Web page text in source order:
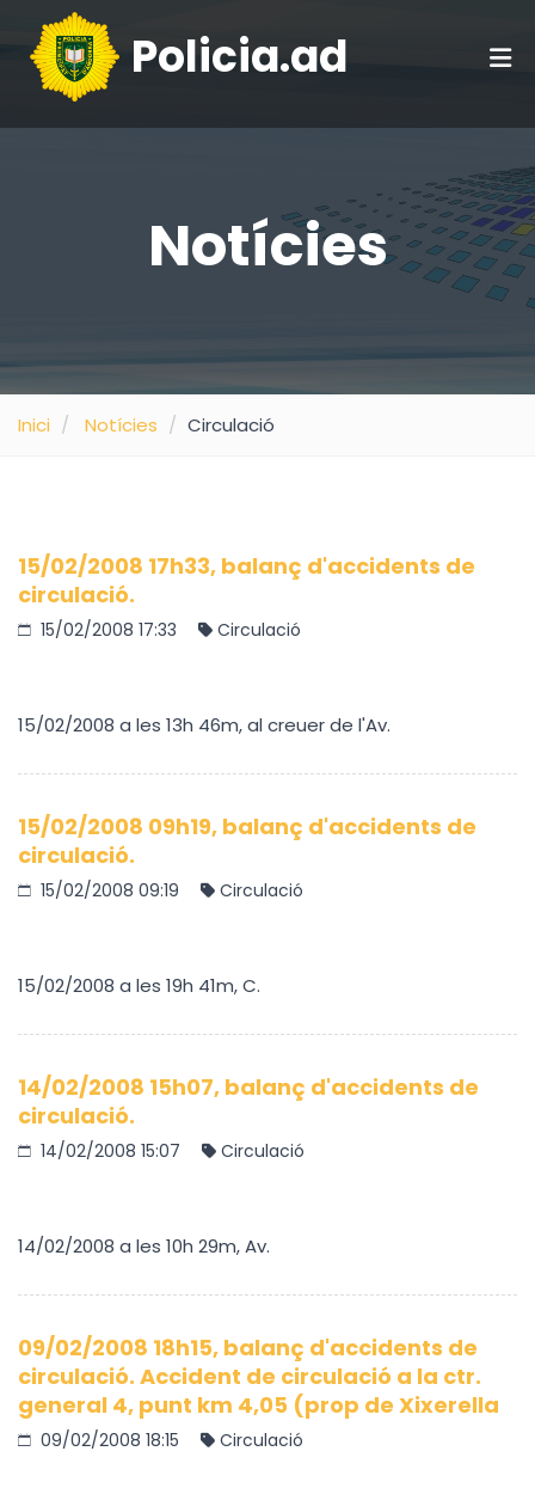
Policia.ad
Notícies
Inici Notícies Circulació
15/02/2008 17h33, balanç d'accidents de
circulació.
15/02/2008 17:33 Circulació
15/02/2008 a les 13h 46m, al creuer de l'Av.
15/02/2008 09h19, balanç d'accidents de
circulació.
15/02/2008 09:19 Circulació
15/02/2008 a les 19h 41m, C.
14/02/2008 15h07, balanç d'accidents de
circulació.
14/02/2008 15:07 Circulació
14/02/2008 a les 10h 29m, Av.
09/02/2008 18h15, balanç d'accidents de
circulació. Accident de circulació a la ctr.
general 4, punt km 4,05 (prop de Xixerella
09/02/2008 18:15 Circulació